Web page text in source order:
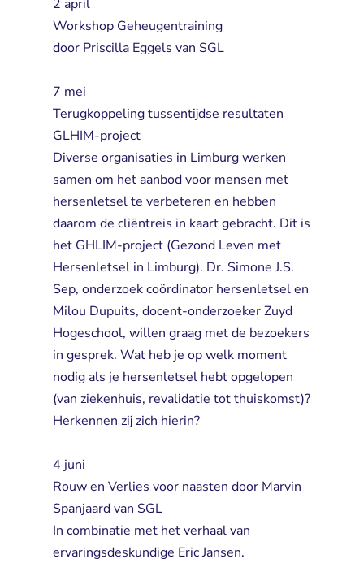
2 april
Workshop Geheugentraining
door Priscilla Eggels van SGL
7 mei
Terugkoppeling tussentijdse resultaten
GLHIM-project
Diverse organisaties in Limburg werken
samen om het aanbod voor mensen met
hersenletsel te verbeteren en hebben
daarom de cliëntreis in kaart gebracht. Dit is
het GHLIM-project (Gezond Leven met
Hersenletsel in Limburg). Dr. Simone J.S.
Sep, onderzoek coördinator hersenletsel en
Milou Dupuits, docent-onderzoeker Zuyd
Hogeschool, willen graag met de bezoekers
in gesprek. Wat heb je op welk moment
nodig als je hersenletsel hebt opgelopen
(van ziekenhuis, revalidatie tot thuiskomst)?
Herkennen zij zich hierin?
4 juni
Rouw en Verlies voor naasten door Marvin
Spanjaard van SGL
In combinatie met het verhaal van
ervaringsdeskundige Eric Jansen.